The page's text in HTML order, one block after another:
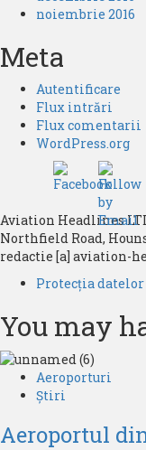
noiembrie 2016
Meta
Autentificare
Flux intrări
Flux comentarii
WordPress.org
Aviation Headlines
Northfield Road,
redactie [a] aviation-
Protecția
You may
Aeroporturi
Știri
Aeroportul